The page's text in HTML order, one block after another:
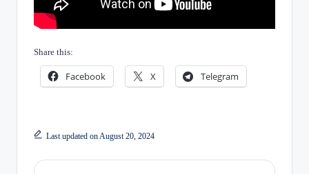
Share this:
Facebook X Telegram
Last updated on August 20, 2024